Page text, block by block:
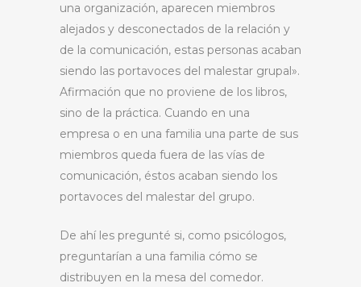
una organización, aparecen miembros
alejados y desconectados de la relación y
de la comunicación, estas personas acaban
siendo las portavoces del malestar grupal».
Afirmación que no proviene de los libros,
sino de la práctica. Cuando en una
empresa o en una familia una parte de sus
miembros queda fuera de las vías de
comunicación, éstos acaban siendo los
portavoces del malestar del grupo.
De ahí les pregunté si, como psicólogos,
preguntarían a una familia cómo se
distribuyen en la mesa del comedor.